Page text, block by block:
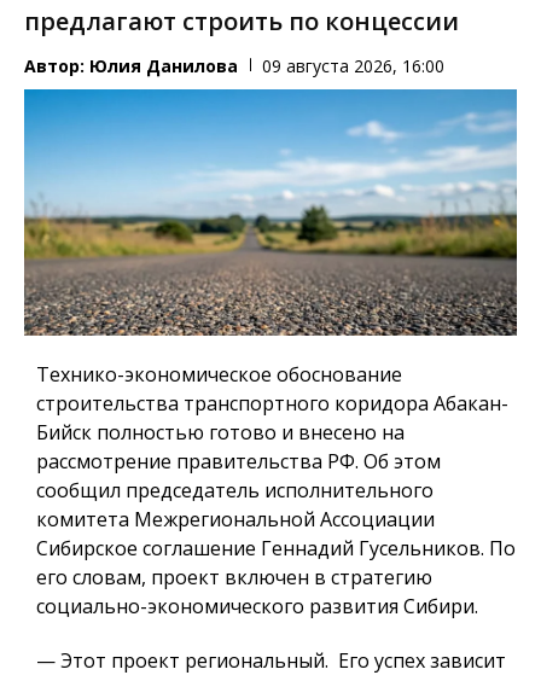
предлагают строить по концессии
Автор: Юлия Данилова 09 августа 2026, 16:00
Технико-экономическое обоснование
строительства транспортного коридора Абакан-
Бийск полностью готово и внесено на
рассмотрение правительства РФ. Об этом
сообщил председатель исполнительного
комитета Межрегиональной Ассоциации
Сибирское соглашение Геннадий Гусельников. По
его словам, проект включен в стратегию
социально-экономического развития Сибири.
— Этот проект региональный. Его успех зависит